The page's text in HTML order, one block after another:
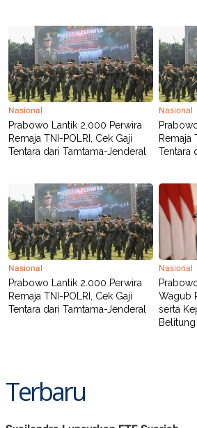
Nasional
Prabowo Lantik 2.000 Perwira
Remaja TNI-POLRI, Cek Gaji
Tentara dari Tamtama-Jenderal
Nasional
Remaja
Tentara
Nasional
Prabowo Lantik 2.000 Perwira
Remaja TNI-POLRI, Cek Gaji
Tentara dari Tamtama-Jenderal
Nasional
Wagub
serta
Belitung
Terbaru